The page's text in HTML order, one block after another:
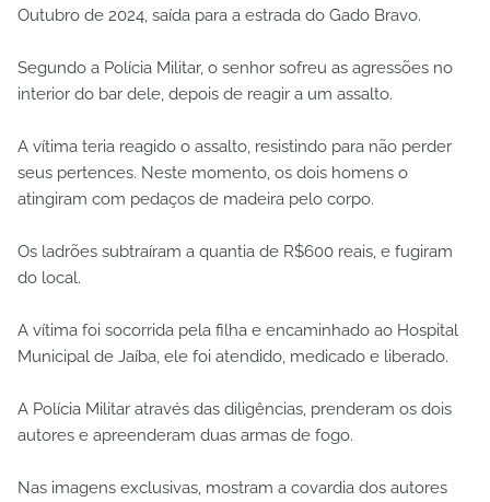
Outubro de 2024, saída para a estrada do Gado Bravo.
Segundo a Polícia Militar, o senhor sofreu as agressões no
interior do bar dele, depois de reagir a um assalto.
A vítima teria reagido o assalto, resistindo para não perder
seus pertences. Neste momento, os dois homens o
atingiram com pedaços de madeira pelo corpo.
Os ladrões subtraíram a quantia de R$600 reais, e fugiram
do local.
A vítima foi socorrida pela filha e encaminhado ao Hospital
Municipal de Jaíba, ele foi atendido, medicado e liberado.
A Polícia Militar através das diligências, prenderam os dois
autores e apreenderam duas armas de fogo.
Nas imagens exclusivas, mostram a covardia dos autores